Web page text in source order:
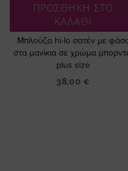
ΠΡΟΣΘΗΚΗ ΣΤΟ
ΚΑΛΑΘΙ
Μπλούζα hi-lo σατέν με
στα μανίκια σε χρώμα
plus size
38,00 €